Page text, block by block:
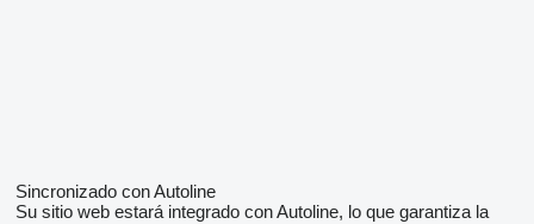
Sincronizado con Autoline
Su sitio web estará integrado con Autoline, lo que garantiza la